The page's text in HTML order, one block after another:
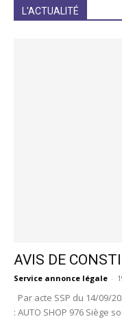
L'ACTUALITÉ
AVIS DE
Service annonce légale -
Par acte SSP du 14/09/
: AUTO SHOP 976 Siège